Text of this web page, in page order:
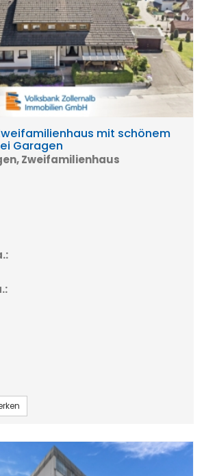
mit schönem
Garagen
Zweifamilienhaus